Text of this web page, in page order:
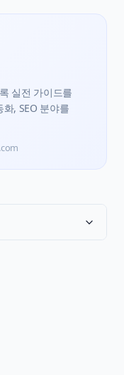
실전 가이드를
, SEO 분야를